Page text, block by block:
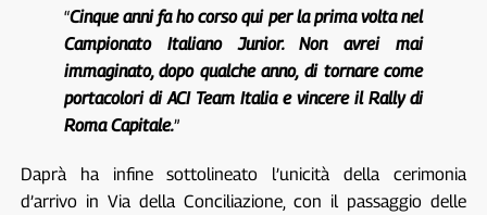
“Cinque anni fa ho corso qui per la prima volta nel
Campionato Italiano Junior. Non avrei mai
immaginato, dopo qualche anno, di tornare come
portacolori di ACI Team Italia e vincere il Rally di
Roma Capitale.”
Daprà ha infine sottolineato l’unicità della cerimonia
d’arrivo in Via della Conciliazione, con il passaggio delle